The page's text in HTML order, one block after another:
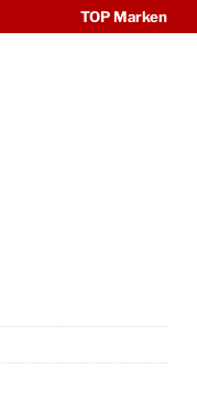
TOP Marken